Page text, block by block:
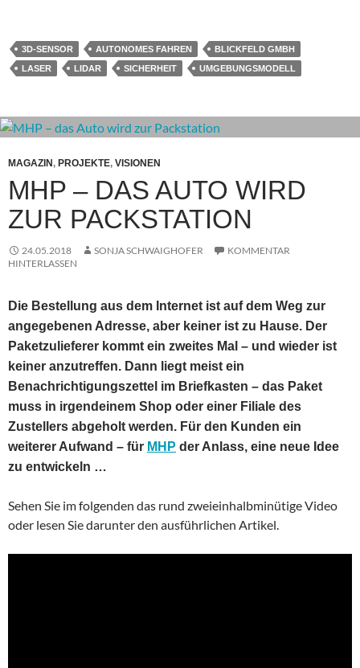
3D-SENSOR AUTONOMES FAHREN
BLICKFELD GMBH
LASER
LIDAR SICHERHEIT UMGEBUNGSMODELL
MAGAZIN , PROJEKTE, VISIONEN
MHP – DAS AUTO WIRD
ZUR PACKSTATION
24.05.2018 SONJA SCHWAIGHOFER
KOMMENTAR
HINTERLASSEN
Die Bestellung aus dem Internet ist auf dem Weg zur
angegebenen Adresse, aber keiner ist zu Hause. Der
Paketzulieferer kommt ein zweites Mal – und wieder ist
keiner anzutreffen. Dann liegt meist ein
Benachrichtigungszettel im Briefkasten – das Paket
muss in irgendeinem Shop oder einer Filiale des
Zustellers abgeholt werden. Für den Kunden ein
weiterer Aufwand – für MHP der Anlass, eine neue Idee
zu entwickeln …
Sehen Sie im folgenden das rund zweieinhalbminütige Video
oder lesen Sie darunter den ausführlichen Artikel.